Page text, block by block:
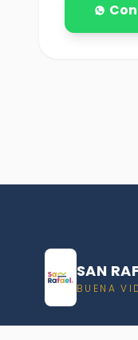
SAN
BUENA